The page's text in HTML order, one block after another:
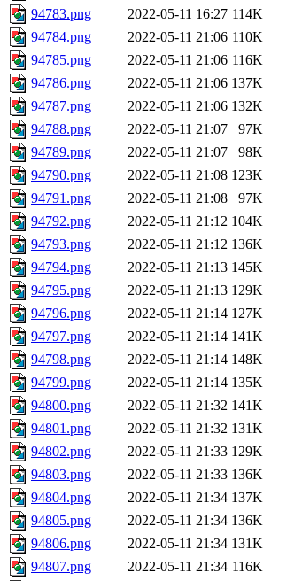
94783.png
2022-05-11 16:27 114K
94784.png
2022-05-11 21:06 110K
94785.png
2022-05-11 21:06 116K
94786.png
2022-05-11 21:06 137K
94787.png
2022-05-11 21:06 132K
94788.png
2022-05-11 21:07
97K
94789.png
2022-05-11 21:07
98K
94790.png
2022-05-11 21:08 123K
94791.png
2022-05-11 21:08
97K
94792.png
2022-05-11 21:12 104K
94793.png
2022-05-11 21:12 136K
94794.png
2022-05-11 21:13 145K
94795.png
2022-05-11 21:13 129K
94796.png
2022-05-11 21:14 127K
94797.png
2022-05-11 21:14 141K
94798.png
2022-05-11 21:14 148K
94799.png
2022-05-11 21:14 135K
94800.png
2022-05-11 21:32 141K
94801.png
2022-05-11 21:32 131K
94802.png
2022-05-11 21:33 129K
94803.png
2022-05-11 21:33 136K
94804.png
2022-05-11 21:34 137K
94805.png
2022-05-11 21:34 136K
94806.png
2022-05-11 21:34 131K
94807.png
2022-05-11 21:34 116K